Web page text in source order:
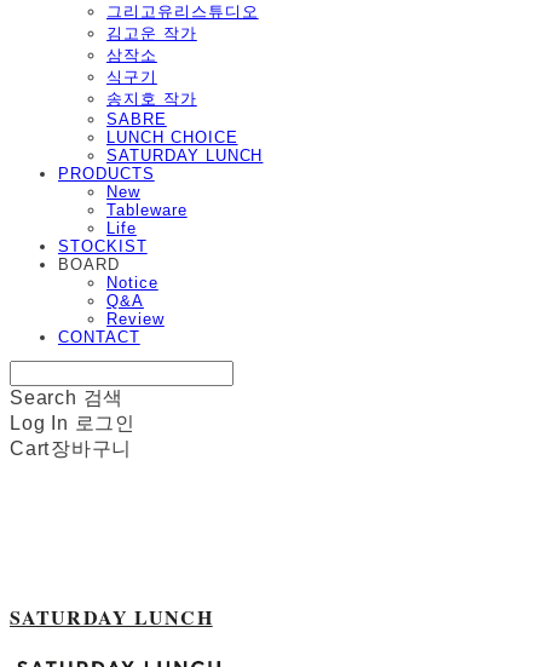
그리고유리스튜디오
김고운 작가
삼작소
식구기
송지호 작가
SABRE
LUNCH CHOICE
SATURDAY LUNCH
PRODUCTS
New
Tableware
Life
STOCKIST
BOARD
Notice
Q&A
Review
CONTACT
Search 검색
Log In 로그인
Cart장바구니
SATURDAY LUNCH